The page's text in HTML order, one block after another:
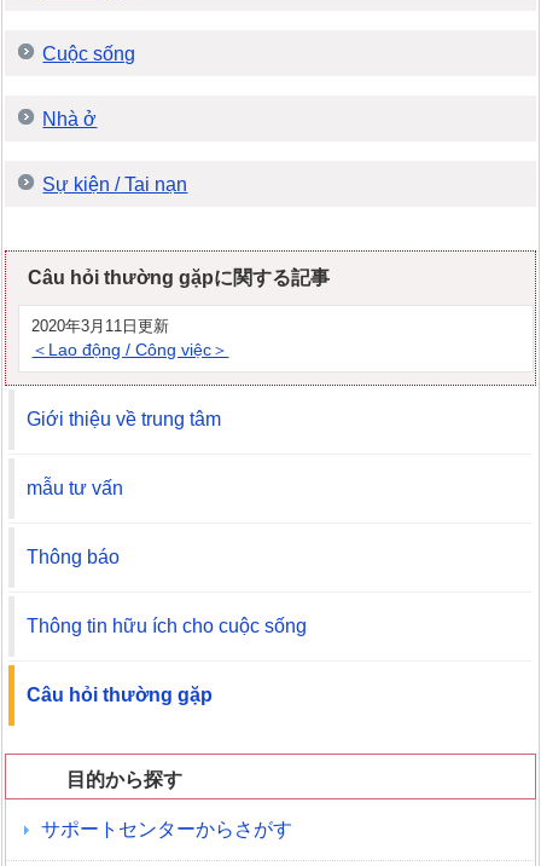
Cuộc sống
Nhà ở
Sự kiện / Tai nạn
Câu hỏi thường gặpに関する記事
2020年3月11日更新
＜Lao động / Công việc＞
Giới thiệu về trung tâm
mẫu tư vấn
Thông báo
Thông tin hữu ích cho cuộc sống
Câu hỏi thường gặp
目的から探す
サポートセンターからさがす